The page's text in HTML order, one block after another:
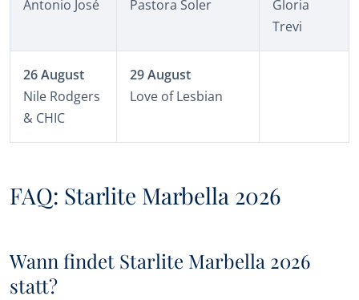
Antonio José
Pastora Soler
Gloria
Trevi
26 August
Nile Rodgers
& CHIC
29 August
Love of Lesbian
FAQ: Starlite Marbella 2026
Wann findet Starlite Marbella 2026
statt?